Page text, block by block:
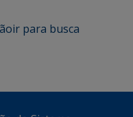
ir para busca